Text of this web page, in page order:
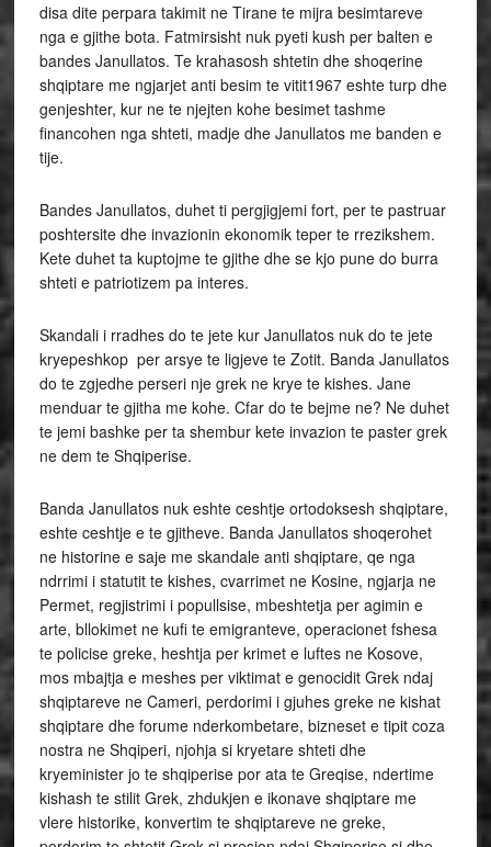
disa dite perpara takimit ne Tirane te mijra besimtareve
nga e gjithe bota. Fatmirsisht nuk pyeti kush per balten e
bandes Janullatos. Te krahasosh shtetin dhe shoqerine
shqiptare me ngjarjet anti besim te vitit1967 eshte turp dhe
genjeshter, kur ne te njejten kohe besimet tashme
financohen nga shteti, madje dhe Janullatos me banden e
tije.
Bandes Janullatos, duhet ti pergjigjemi fort, per te pastruar
poshtersite dhe invazionin ekonomik teper te rrezikshem.
Kete duhet ta kuptojme te gjithe dhe se kjo pune do burra
shteti e patriotizem pa interes.
Skandali i rradhes do te jete kur Janullatos nuk do te jete
kryepeshkop per arsye te ligjeve te Zotit. Banda Janullatos
do te zgjedhe perseri nje grek ne krye te kishes. Jane
menduar te gjitha me kohe. Cfar do te bejme ne? Ne duhet
te jemi bashke per ta shembur kete invazion te paster grek
ne dem te Shqiperise.
Banda Janullatos nuk eshte ceshtje ortodoksesh shqiptare,
eshte ceshtje e te gjitheve. Banda Janullatos shoqerohet
ne historine e saje me skandale anti shqiptare, qe nga
ndrrimi i statutit te kishes, cvarrimet ne Kosine, ngjarja ne
Permet, regjistrimi i popullsise, mbeshtetja per agimin e
arte, bllokimet ne kufi te emigranteve, operacionet fshesa
te policise greke, heshtja per krimet e luftes ne Kosove,
mos mbajtja e meshes per viktimat e genocidit Grek ndaj
shqiptareve ne Cameri, perdorimi i gjuhes greke ne kishat
shqiptare dhe forume nderkombetare, bizneset e tipit coza
nostra ne Shqiperi, njohja si kryetare shteti dhe
kryeminister jo te shqiperise por ata te Greqise, ndertime
kishash te stilit Grek, zhdukjen e ikonave shqiptare me
vlere historike, konvertim te shqiptareve ne greke,